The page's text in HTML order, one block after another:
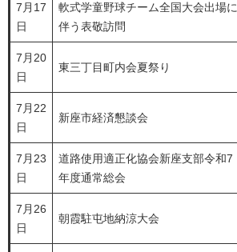
7月17
日
軟式学童野球チーム全国大会出場に
伴う表敬訪問
7月20
日
東三丁目町内会夏祭り
7月22
日
新座市経済懇談会
7月23
日
道路使用適正化協会新座支部令和7
年度通常総会
7月26
日
朝霞駐屯地納涼大会